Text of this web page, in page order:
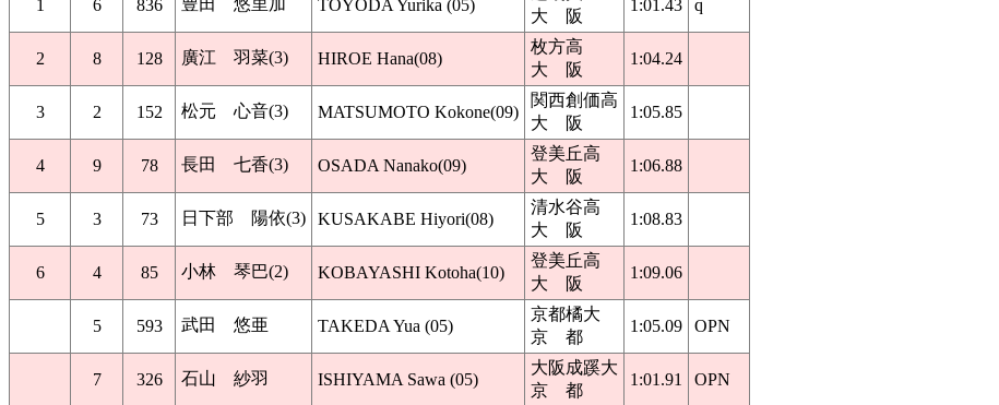
1 6 836 豊田 悠里加 TOYODA Yurika (05)
大 阪
1:01.43 q
2 8 128 廣江 羽菜(3) HIROE Hana(08)
枚方高
大 阪
1:04.24
3 2 152 松元 心音(3) MATSUMOTO Kokone(09)
関西創価高
大 阪
1:05.85
4 9 78 長田 七香(3) OSADA Nanako(09)
登美丘高
大 阪
1:06.88
5 3 73 日下部 陽依(3) KUSAKABE Hiyori(08)
清水谷高
大 阪
1:08.83
6 4 85 小林 琴巴(2) KOBAYASHI Kotoha(10)
登美丘高
大 阪
1:09.06
5 593 武田 悠亜 TAKEDA Yua (05)
京都橘大
京 都
1:05.09 OPN
7 326 石山 紗羽 ISHIYAMA Sawa (05)
大阪成蹊大
京 都
1:01.91 OPN